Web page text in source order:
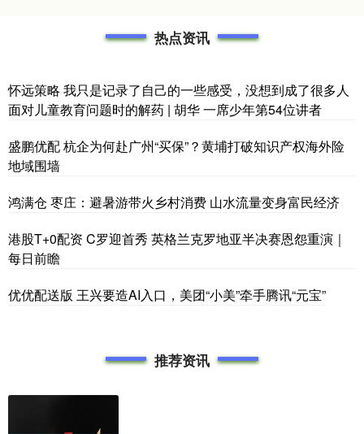
热点资讯
怀远策略 我只是记录了自己的一些感受，没想到成了很多人
面对儿童教育问题时的解药 | 胡华 一席少年第54位讲者
盛鹏优配 杭企为何赴广州“买保”？黄埔打破知识产权海外险
地域围墙
鸿满仓 枣庄：避暑游带火乡村消费 山水流量变身富民经济
港股T+0配资 C罗迎首秀 英格兰克罗地亚半决赛恩怨重演｜
每日前瞻
优优配送版 王兴要造AI入口，美团“小美”牵手腾讯“元宝”
推荐资讯